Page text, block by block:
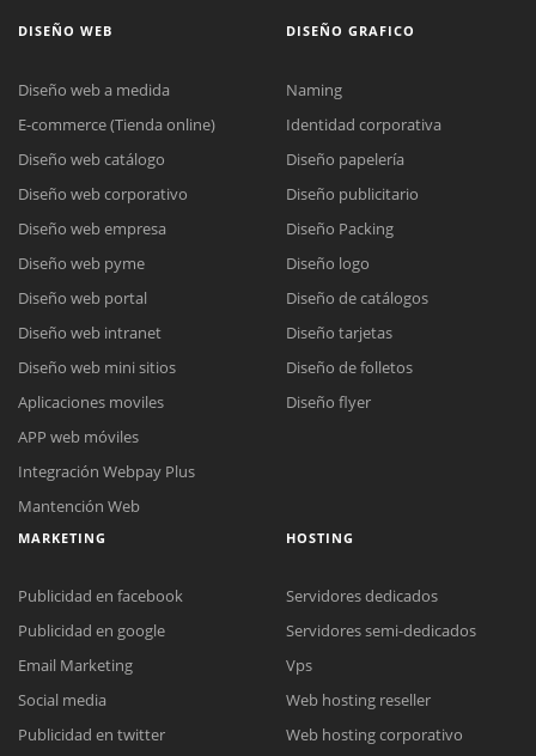
DISEÑO WEB
Diseño web a medida
E-commerce (Tienda online)
Diseño web catálogo
Diseño web corporativo
Diseño web empresa
Diseño web pyme
Diseño web portal
Diseño web intranet
Diseño web mini sitios
Aplicaciones moviles
APP web móviles
Integración Webpay Plus
Mantención Web
DISEÑO GRAFICO
Naming
Identidad corporativa
Diseño papelería
Diseño publicitario
Diseño Packing
Diseño logo
Diseño de catálogos
Diseño tarjetas
Diseño de folletos
Diseño flyer
MARKETING
Publicidad en facebook
Publicidad en google
Email Marketing
Social media
Publicidad en twitter
HOSTING
Servidores dedicados
Servidores semi-dedicados
Vps
Web hosting reseller
Web hosting corporativo